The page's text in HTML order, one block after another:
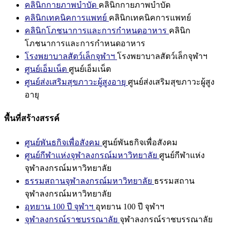
คลินิกกายภาพบำบัด คลินิกกายภาพบำบัด
คลินิกเทคนิคการแพทย์ คลินิกเทคนิคการแพทย์
คลินิกโภชนาการและการกำหนดอาหาร คลินิก
โภชนาการและการกำหนดอาหาร
โรงพยาบาลสัตว์เล็กจุฬาฯ โรงพยาบาลสัตว์เล็กจุฬาฯ
ศูนย์เอ็มเน็ต ศูนย์เอ็มเน็ต
ศูนย์ส่งเสริมสุขภาวะผู้สูงอายุ ศูนย์ส่งเสริมสุขภาวะผู้สูง
อายุ
พื้นที่สร้างสรรค์
ศูนย์พันธกิจเพื่อสังคม ศูนย์พันธกิจเพื่อสังคม
ศูนย์กีฬาแห่งจุฬาลงกรณ์มหาวิทยาลัย ศูนย์กีฬาแห่ง
จุฬาลงกรณ์มหาวิทยาลัย
ธรรมสถานจุฬาลงกรณ์มหาวิทยาลัย ธรรมสถาน
จุฬาลงกรณ์มหาวิทยาลัย
อุทยาน 100 ปี จุฬาฯ อุทยาน 100 ปี จุฬาฯ
จุฬาลงกรณ์ราชบรรณาลัย จุฬาลงกรณ์ราชบรรณาลัย